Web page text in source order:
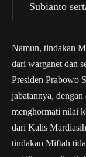
Subianto
Namun, tindakan
dari warganet dan
Presiden Prabowo
jabatannya,
menghormati nilai
dari Kalis
tindakan Miftah